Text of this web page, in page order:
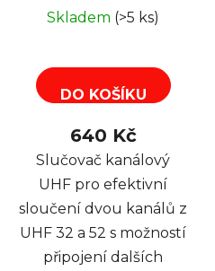
Skladem (>5 ks)
DO KOŠÍKU
640 Kč
Slučovač kanálový
UHF pro efektivní
sloučení dvou kanálů z
UHF 32 a 52 s možností
připojení dalších